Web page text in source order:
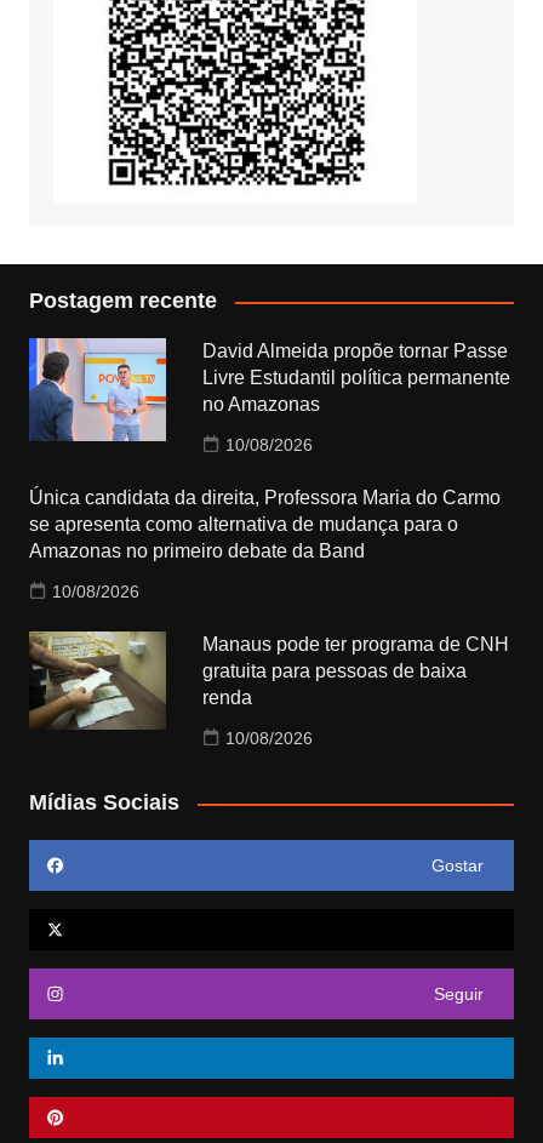
Postagem recente
David Almeida propõe tornar Passe
Livre Estudantil política permanente
no Amazonas
10/08/2026
Única candidata da direita, Professora Maria do Carmo
se apresenta como alternativa de mudança para o
Amazonas no primeiro debate da Band
10/08/2026
Manaus pode ter programa de CNH
gratuita para pessoas de baixa
renda
10/08/2026
Mídias Sociais
Gostar
Seguir